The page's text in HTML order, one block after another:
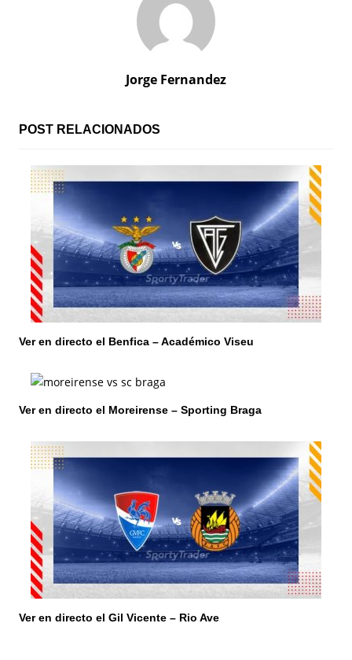
ó
n
d
e
e
n
r
a
d
s
Jorge Fernandez
POST RELACIONADOS
Ver en directo el Benfica – Académico Viseu
Ver en directo el Moreirense – Sporting Braga
Ver en directo el Gil Vicente – Rio Ave